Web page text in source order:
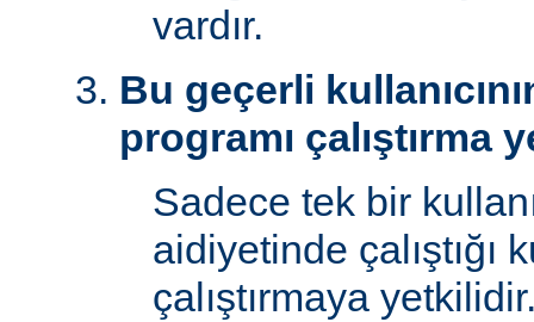
vardır.
Bu geçerli
programı çalıştırma
Sadece tek bir
aidiyetinde çalıştığı
çalıştırmaya